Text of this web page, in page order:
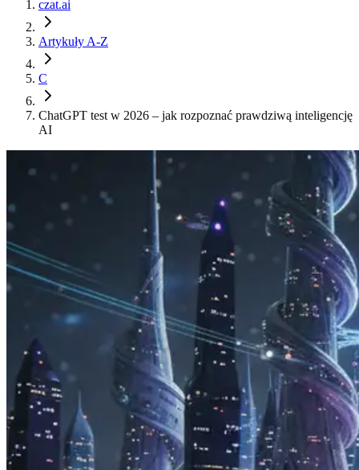
czat.ai
Artykuły A-Z
C
ChatGPT test w 2026 – jak rozpoznać prawdziwą inteligencję
AI